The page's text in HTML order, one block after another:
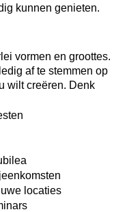
kunnen genieten.
vormen en groottes.
af te stemmen op
wilt creëren. Denk
locaties